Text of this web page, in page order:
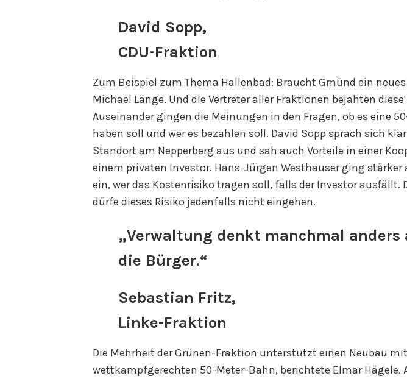
David Sopp,
CDU-Fraktion
Zum Beispiel zum Thema Hallenbad: Braucht Gmünd ein
Michael Länge. Und die Vertreter aller Fraktionen bejahten diese
Auseinander gingen die Meinungen in den Fragen, ob es eine
haben soll und wer es bezahlen soll. David Sopp sprach sich
Standort am Nepperberg aus und sah auch Vorteile in einer
einem privaten Investor. Hans-Jürgen Westhauser ging stärker
ein, wer das Kostenrisiko tragen soll, falls der Investor ausfällt.
dürfe dieses Risiko jedenfalls nicht eingehen.
„Verwaltung denkt manchmal anders
die Bürger.“
Sebastian Fritz,
Linke-Fraktion
Die Mehrheit der Grünen-Fraktion unterstützt einen Neubau
wettkampfgerechten 50-Meter-Bahn, berichtete Elmar Hägele.